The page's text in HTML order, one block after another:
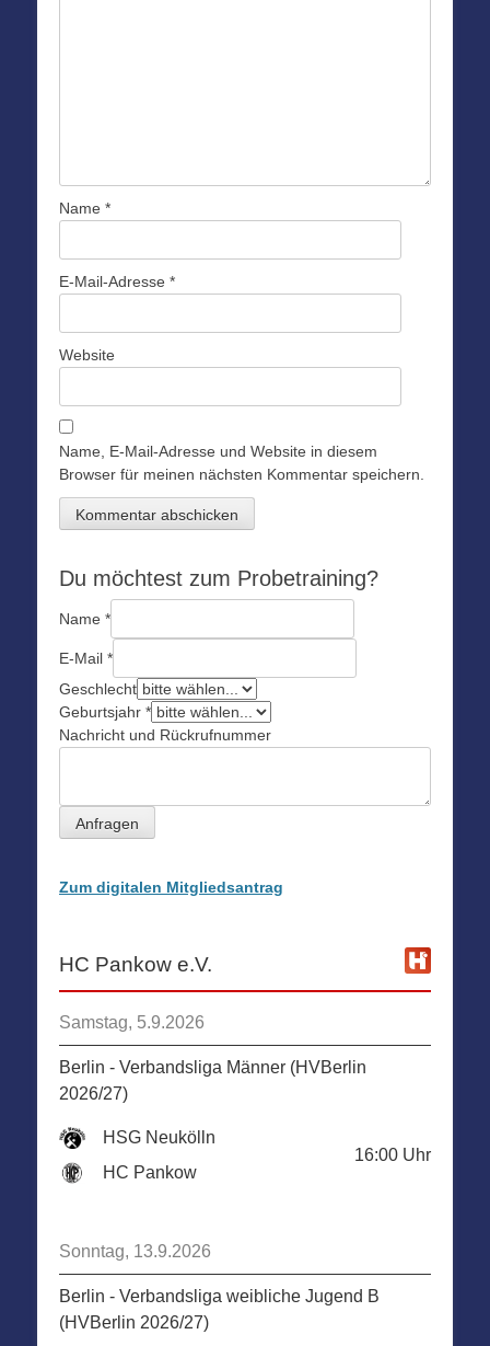
Name *
E-Mail-Adresse *
Website
Name, E-Mail-Adresse und Website in diesem
Browser für meinen nächsten Kommentar speichern.
Du möchtest zum Probetraining?
Name *
E-Mail *
Geschlecht
Geburtsjahr *
Nachricht und Rückrufnummer
Anfragen
Zum digitalen Mitgliedsantrag
HC Pankow e.V.
Samstag, 5.9.2026
Berlin - Verbandsliga Männer (HVBerlin
2026/27)
HSG Neukölln
HC Pankow
16:00 Uhr
Sonntag, 13.9.2026
Berlin - Verbandsliga weibliche Jugend B
(HVBerlin 2026/27)